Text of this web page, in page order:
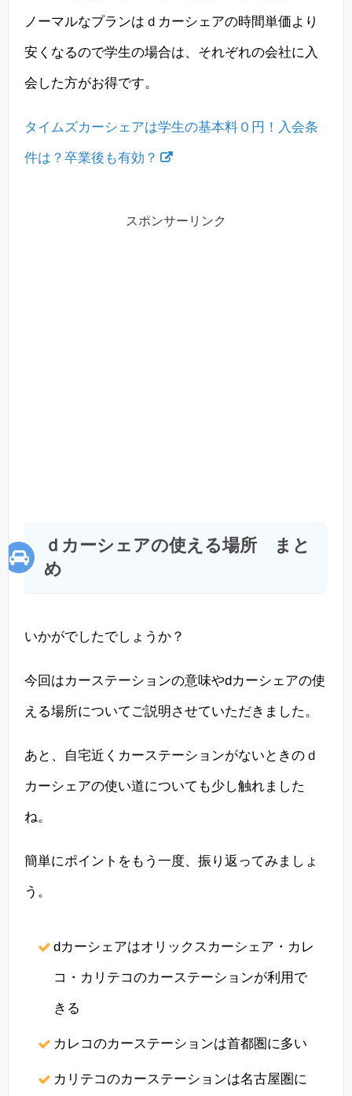
ノーマルなプランはｄカーシェアの時間単価より
安くなるので学生の場合は、それぞれの会社に入
会した方がお得です。
タイムズカーシェアは学生の基本料０円！入会条
件は？卒業後も有効？
スポンサーリンク
ｄカーシェアの使える場所 まと
め
いかがでしたでしょうか？
今回はカーステーションの意味やdカーシェアの使
える場所についてご説明させていただきました。
あと、自宅近くカーステーションがないときのｄ
カーシェアの使い道についても少し触れました
ね。
簡単にポイントをもう一度、振り返ってみましょ
う。
dカーシェアはオリックスカーシェア・カレ
コ・カリテコのカーステーションが利用で
きる
カレコのカーステーションは首都圏に多い
カリテコのカーステーションは名古屋圏に